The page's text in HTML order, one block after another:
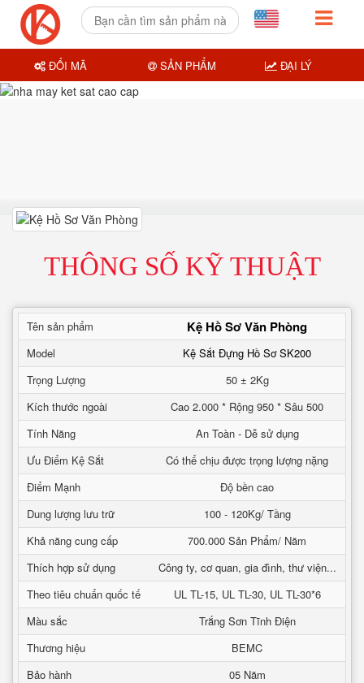
THÔNG SỐ KỸ THUẬT
Tên sản phẩm Kệ Hồ Sơ Văn Phòng
Model
Kệ Sắt Đựng Hồ Sơ SK200
Trọng Lượng
50 ± 2Kg
Kích thước ngoài
Cao 2.000 * Rộng 950 * Sâu 500
Tính Năng
An Toàn - Dễ sử dụng
Ưu Điểm Kệ Sắt
Có thể chịu được trọng lượng nặng
Điểm Mạnh
Độ bền cao
Dung lượng lưu trữ
100 - 120Kg/ Tầng
Khả năng cung cấp
700.000 Sản Phẩm/ Năm
Thích hợp sử dụng
Công ty, cơ quan, gia đình, thư viện...
Theo tiêu chuẩn quốc tế
UL TL-15, UL TL-30, UL TL-30*6
Màu sắc
Trắng Sơn Tĩnh Điện
Thương hiệu
BEMC
Bảo hành
05 Năm
ĐỔI MÃ SẢN PHẨM ĐẠI LÝ